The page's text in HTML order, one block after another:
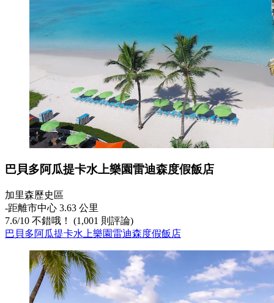
巴貝多阿瓜提卡水上樂園雷迪森度假飯店
加里森歷史區
‐距離市中心 3.63 公里
7.6/10 不錯哦！ (1,001 則評論)
巴貝多阿瓜提卡水上樂園雷迪森度假飯店